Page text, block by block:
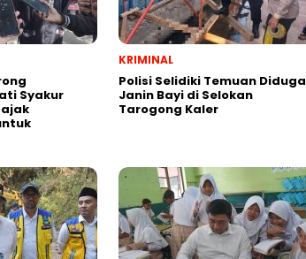
Syakur
KRIMINAL
Polisi Selidiki Temuan Diduga
Janin Bayi di Selokan
Tarogong Kaler